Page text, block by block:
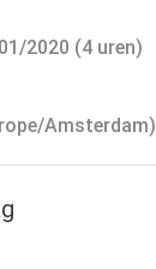
2020 (4 uren)
Amsterdam)